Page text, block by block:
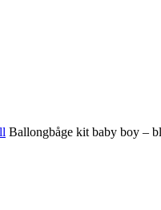
Ballongbåge kit baby boy –